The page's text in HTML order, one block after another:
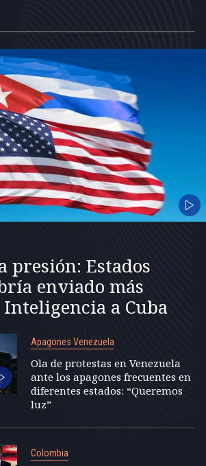
presión: Estados
enviado más
Inteligencia a Cuba
Apagones Venezuela
Ola de protestas en Venezuela
ante los apagones frecuentes en
diferentes estados: “Queremos
luz”
Colombia